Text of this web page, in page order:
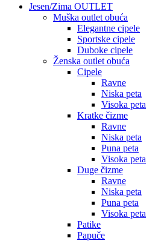
Jesen/Zima OUTLET
Muška outlet obuća
Elegantne cipele
Sportske cipele
Duboke cipele
Ženska outlet obuća
Cipele
Ravne
Niska peta
Visoka peta
Kratke čizme
Ravne
Niska peta
Puna peta
Visoka peta
Duge čizme
Ravne
Niska peta
Puna peta
Visoka peta
Patike
Papuče